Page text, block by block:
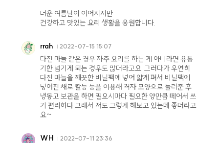
더운 여름날이 이어지지만
건강하고 맛있는 요리 생활을 응원합니다.
rrah 2022-07-15 15:07
다진 마늘 같은 경우 자주 요리를 하는 게 아니라면 유통
기한 넘기게 되는 경우도 많더라고요. 그러다가 우연히
다진 마늘을 깨끗한 비닐팩에 넣어 얇게 펴서 비닐팩에
넣어진 채로 칼등 등을 이용해 격자 모양으로 눌러준 후
냉동고 보관을 하면 필요시마다 필요한 양만큼 떼어서 쓰
기 편리하다 그래서 저도 그렇게 해보고 있는데 좋더라고
요~
WH 2022-07-11 23:36